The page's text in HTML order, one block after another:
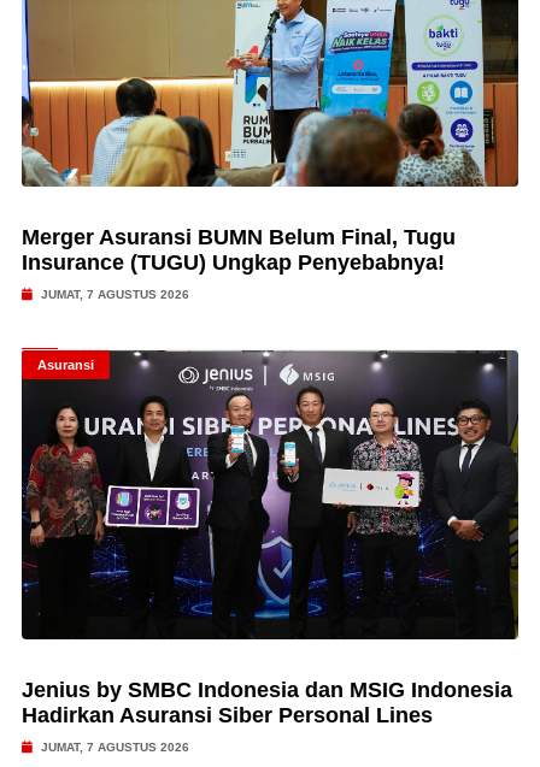
Merger Asuransi BUMN Belum Final, Tugu
Insurance (TUGU) Ungkap Penyebabnya!
JUMAT, 7 AGUSTUS 2026
Asuransi
Jenius by SMBC Indonesia dan MSIG Indonesia
Hadirkan Asuransi Siber Personal Lines
JUMAT, 7 AGUSTUS 2026